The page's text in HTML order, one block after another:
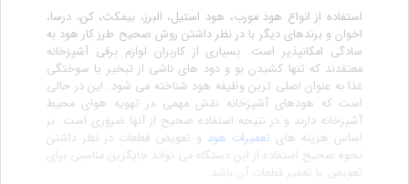
استفاده از انواع هود مورب، هود استیل، البرز، بیمکث، کن، درسا،
اخوان و برندهای دیگر با در نظر داشتن روش صحیح طرز کار هود به
سادگی امکانپذیر است. بسیاری از کاربران لوازم برقی آشپزخانه
معتقدند که تنها کشیدن بو و دود های ناشی از تبخیر یا سوختگی
غذا به عنوان اصلی ترین وظیفه هود شناخته می شود. این در حالی
است که هودهای آشپزخانه نقش مهمی در تهویه هوای محیط
آشپزخانه دارند و در نتیجه استفاده صحیح از آنها ضروری است. بر
اساس هزینه های تعمیرات هود و تعویض قطعات در نظر داشتن
نحوه صحیح استفاده از این دستگاه می تواند جایگزین مناسبی برای
تعویض یا تعمیر قطعات آن باشد.